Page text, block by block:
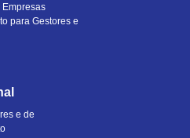
Empresas
para Gestores e
e de